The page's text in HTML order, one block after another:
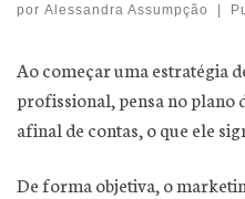
por Alessandra Assumpção
Ao começar uma estratégia
profissional, pensa no plano
afinal de contas, o que ele
De forma objetiva, o